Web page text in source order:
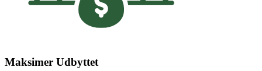
Maksimer Udbyttet